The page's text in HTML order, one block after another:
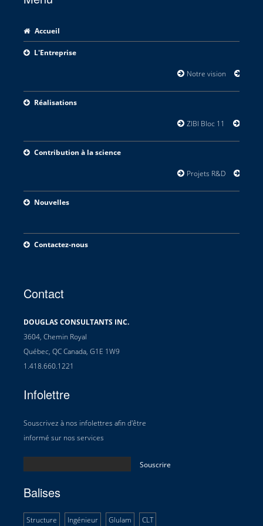
Accueil
L'Entreprise
Notre vision
Réalisations
ZIBI Bloc 11 Orillia
Contribution à la science
Projets R&D
Nouvelles
Contactez-nous
Contact
DOUGLAS CONSULTANTS INC.
3604, Chemin Royal
Québec, QC Canada, G1E 1W9
1.418.660.1221
Infolettre
Souscrivez à nos infolettres afin d'être
informé sur nos services
Balises
Structure Ingénieur Glulam CLT